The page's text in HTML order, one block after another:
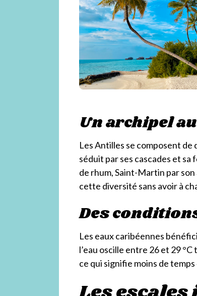
Un archipel
Les Antilles se composent de
séduit par ses cascades et
de rhum, Saint-Martin par
cette diversité sans avoir à
Des
Les eaux caribéennes
l’eau oscille entre 26 et 29
ce qui signifie moins de